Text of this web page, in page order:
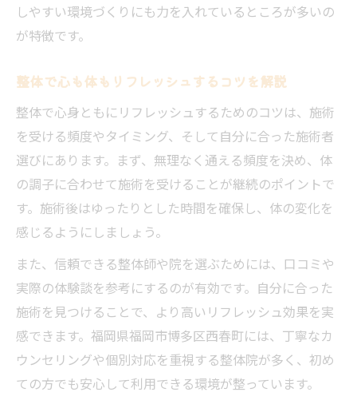
しやすい環境づくりにも力を入れているところが多いの
が特徴です。
整体で心も体もリフレッシュするコツを解説
整体で心身ともにリフレッシュするためのコツは、施術
を受ける頻度やタイミング、そして自分に合った施術者
選びにあります。まず、無理なく通える頻度を決め、体
の調子に合わせて施術を受けることが継続のポイントで
す。施術後はゆったりとした時間を確保し、体の変化を
感じるようにしましょう。
また、信頼できる整体師や院を選ぶためには、口コミや
実際の体験談を参考にするのが有効です。自分に合った
施術を見つけることで、より高いリフレッシュ効果を実
感できます。福岡県福岡市博多区西春町には、丁寧なカ
ウンセリングや個別対応を重視する整体院が多く、初め
ての方でも安心して利用できる環境が整っています。